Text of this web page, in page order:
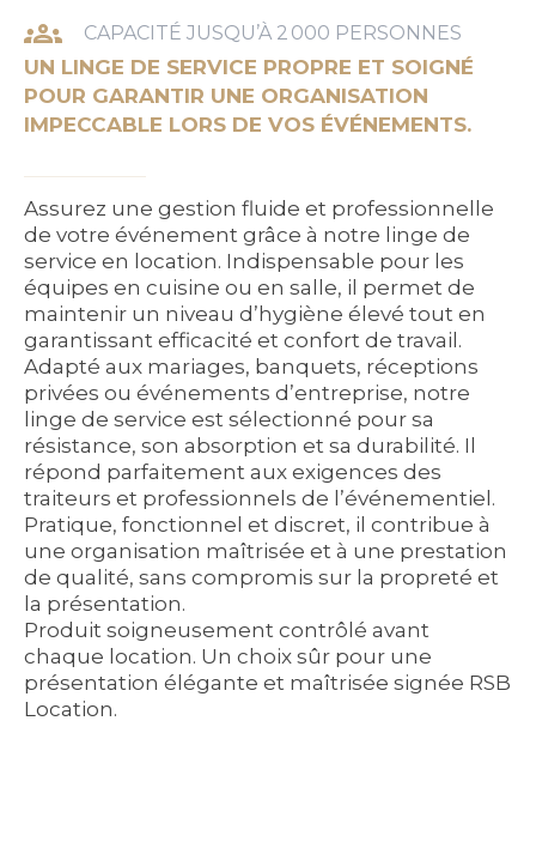
UN LINGE DE SERVICE PROPRE ET SOIGNÉ
POUR GARANTIR UNE ORGANISATION
IMPECCABLE LORS DE VOS ÉVÉNEMENTS.
Assurez une gestion fluide et professionnelle
de votre événement grâce à notre linge de
service en location. Indispensable pour les
équipes en cuisine ou en salle, il permet de
maintenir un niveau d’hygiène élevé tout en
garantissant efficacité et confort de travail.
Adapté aux mariages, banquets, réceptions
privées ou événements d’entreprise, notre
linge de service est sélectionné pour sa
résistance, son absorption et sa durabilité. Il
répond parfaitement aux exigences des
traiteurs et professionnels de l’événementiel.
Pratique, fonctionnel et discret, il contribue à
une organisation maîtrisée et à une prestation
de qualité, sans compromis sur la propreté et
la présentation.
Produit soigneusement contrôlé avant
chaque location. Un choix sûr pour une
présentation élégante et maîtrisée signée RSB
Location.
CAPACITÉ JUSQU’À 2 000 PERSONNES